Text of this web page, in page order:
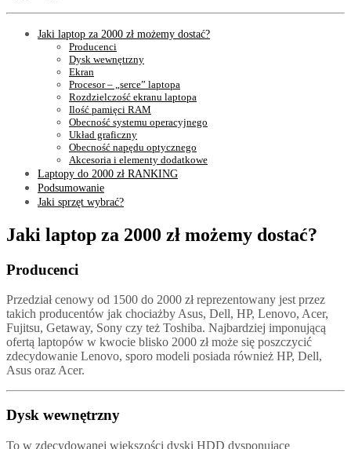
Jaki laptop za 2000 zł możemy dostać?
Producenci
Dysk wewnętrzny
Ekran
Procesor – „serce” laptopa
Rozdzielczość ekranu laptopa
Ilość pamięci RAM
Obecność systemu operacyjnego
Układ graficzny
Obecność napędu optycznego
Akcesoria i elementy dodatkowe
Laptopy do 2000 zł RANKING
Podsumowanie
Jaki sprzęt wybrać?
Jaki laptop za 2000 zł możemy dostać?
Producenci
Przedział cenowy od 1500 do 2000 zł reprezentowany jest przez
takich producentów jak chociażby Asus, Dell, HP, Lenovo, Acer,
Fujitsu, Getaway, Sony czy też Toshiba. Najbardziej imponującą
ofertą laptopów w kwocie blisko 2000 zł może się poszczycić
zdecydowanie Lenovo, sporo modeli posiada również HP, Dell,
Asus oraz Acer.
Dysk wewnętrzny
To w zdecydowanej większości dyski HDD dysponujące